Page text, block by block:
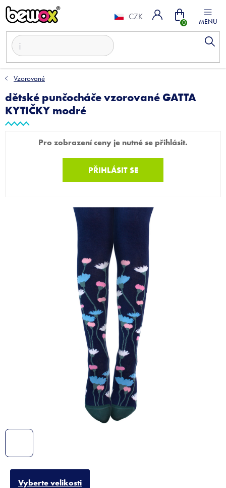
Přejít
na
CZK Nákupní
Vzorované
dětské punčocháče vzorované GATTA
KYTIČKY modré
Pro zobrazení ceny je nutné se přihlásit.
PŘIHLÁSIT SE
Vyberte velikosti